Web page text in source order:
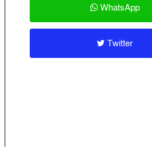
WhatsApp
Twitter